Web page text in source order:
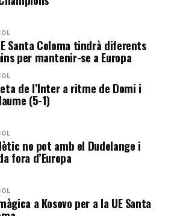
Santa Coloma tindrà diferents
per mantenir-se a Europa
de l’Inter a ritme de Domi i
(5-1)
no pot amb el Dudelange i
fora d’Europa
a Kosovo per a la UE Santa